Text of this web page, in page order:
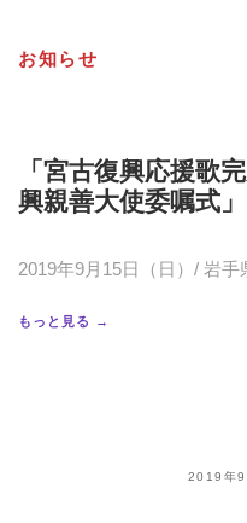
お知らせ
「宮古復興応援歌
興親善大使委嘱式」
2019年9月15日（日）/ 岩手
もっと見る →
2019年9